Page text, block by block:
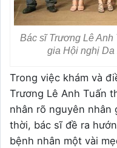
Bác sĩ Trương Lê Anh
gia Hội nghị Da
Trong việc khám và
Trương Lê Anh Tuấn
nhân rõ nguyên nhân
thời, bác sĩ đề ra
bệnh nhân một vài